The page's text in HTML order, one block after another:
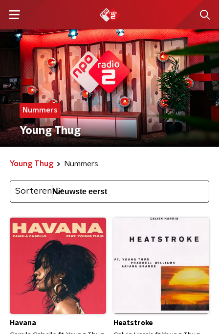
Nummers
Young Thug
Young Thug Nummers
Sorteren
Havana
Heatstroke